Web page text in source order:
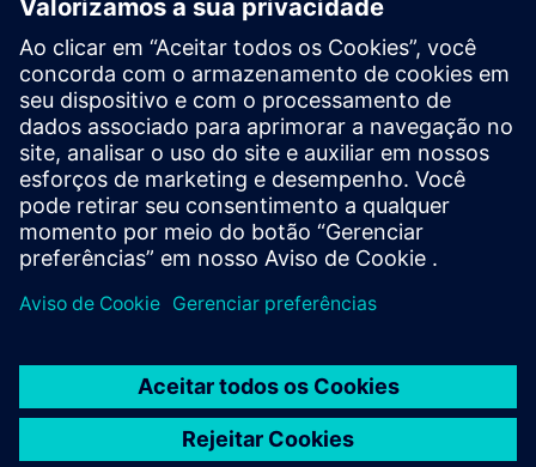
Electrical Engineering BIM
We as a pioneer in Building Information Modeling (BIM) use
it to plan and execute projects with high precision and
efficiency. By virtually building before construction begins,
we reduce conflicts, improve coordination, and enable...
Saiba mais